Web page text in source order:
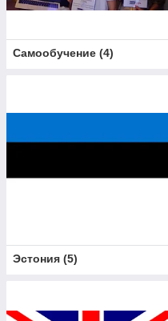
Самообучение (4)
Эстония (5)